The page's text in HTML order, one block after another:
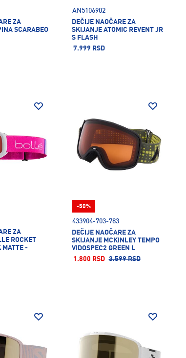
ZA
SCARABEO
AN5106902
DEČIJE NAOČARE ZA
SKIJANJE ATOMIC REVENT JR
S FLASH
7.999 RSD
ZA
ROCKET
MATTE -
2
433904-703-783
DEČIJE NAOČARE ZA
SKIJANJE MCKINLEY TEMPO
VIDOSPEC2 GREEN L
1.800 RSD 3.599 RSD
-50%